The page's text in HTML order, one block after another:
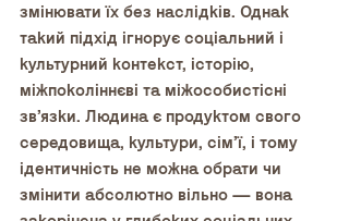
змінювати їх без наслідків. Однак
такий підхід ігнорує соціальний і
культурний контекст, історію,
міжпоколіннєві та міжособистісні
зв’язки. Людина є продуктом свого
середовища, культури, сім’ї, і тому
ідентичність не можна обрати чи
змінити абсолютно вільно — вона